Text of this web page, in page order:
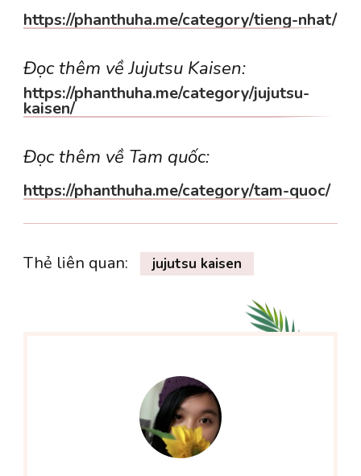
https://phanthuha.me/category/tieng-nhat/
Đọc thêm về Jujutsu Kaisen:
https://phanthuha.me/category/jujutsu-
kaisen/
Đọc thêm về Tam quốc:
https://phanthuha.me/category/tam-quoc/
Thẻ liên quan: jujutsu kaisen